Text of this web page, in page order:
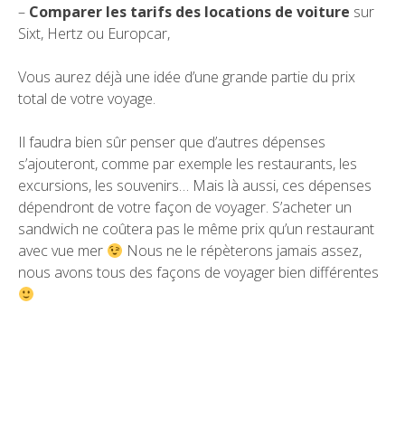
– Comparer les tarifs des locations de voiture sur
Sixt, Hertz ou Europcar,
Vous aurez déjà une idée d’une grande partie du prix
total de votre voyage.
Il faudra bien sûr penser que d’autres dépenses
s’ajouteront, comme par exemple les restaurants, les
excursions, les souvenirs… Mais là aussi, ces dépenses
dépendront de votre façon de voyager. S’acheter un
sandwich ne coûtera pas le même prix qu’un restaurant
avec vue mer
Nous ne le répèterons jamais assez,
nous avons tous des façons de voyager bien différentes